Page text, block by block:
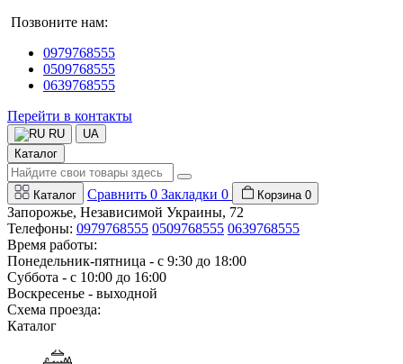
Позвоните нам:
0979768555
0509768555
0639768555
Перейти в контакты
RU
UA
Каталог
Каталог Сравнить 0 Закладки 0 Корзина 0
Запорожье, Независимой Украины, 72
Телефоны: 0979768555 0509768555 0639768555
Время работы:
Понедельник-пятница - с 9:30 до 18:00
Суббота - с 10:00 до 16:00
Воскресенье - выходной
Схема проезда:
Каталог